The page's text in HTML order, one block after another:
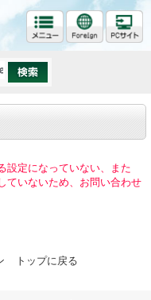
設定になっていない、また
ていないため、お問い合わせ
トップに戻る